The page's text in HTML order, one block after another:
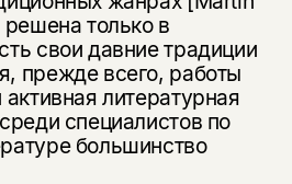
только в
свои давние традиции
прежде всего, работы
литературная
специалистов по
большинство